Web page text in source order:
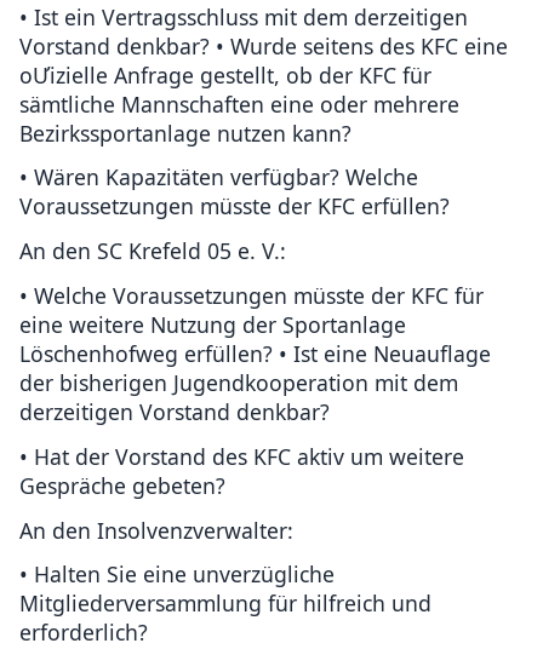
• Ist ein Vertragsschluss mit dem derzeitigen
Vorstand denkbar? • Wurde seitens des KFC eine
oƯizielle Anfrage gestellt, ob der KFC für
sämtliche Mannschaften eine oder mehrere
Bezirkssportanlage nutzen kann?
• Wären Kapazitäten verfügbar? Welche
Voraussetzungen müsste der KFC erfüllen?
An den SC Krefeld 05 e. V.:
• Welche Voraussetzungen müsste der KFC für
eine weitere Nutzung der Sportanlage
Löschenhofweg erfüllen? • Ist eine Neuauflage
der bisherigen Jugendkooperation mit dem
derzeitigen Vorstand denkbar?
• Hat der Vorstand des KFC aktiv um weitere
Gespräche gebeten?
An den Insolvenzverwalter:
• Halten Sie eine unverzügliche
Mitgliederversammlung für hilfreich und
erforderlich?